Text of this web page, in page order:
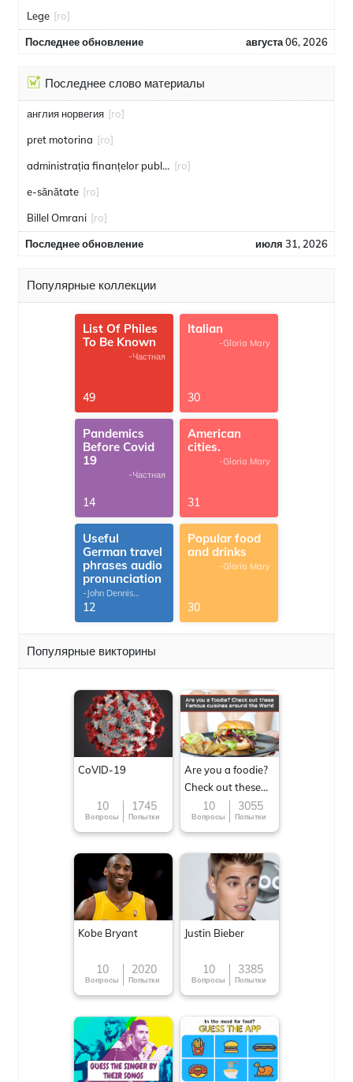
Lege [ro]
Последнее обновление августа 06, 2026
Последнее слово материалы
англия норвегия [ro]
pret motorina [ro]
administrația finanțelor publice [ro]
e-sănătate [ro]
Billel Omrani [ro]
Последнее обновление июля 31, 2026
Популярные коллекции
List Of Philes
To Be Known
-Частная
49
Italian
-Gloria Mary
30
Pandemics
Before Covid
19
-Частная
14
American
cities.
-Gloria Mary
31
Useful
German travel
phrases audio
pronunciation
-John Dennis
G.Thomas
12
Popular food
and drinks
-Gloria Mary
30
Популярные викторины
CoVID-19
10
Вопросы
1745
Попытки
Are you a foodie?
Check out these
Famous cuisines
around the World
10
Вопросы
3055
Попытки
Kobe Bryant
10
Вопросы
2020
Попытки
Justin Bieber
10
Вопросы
3385
Попытки